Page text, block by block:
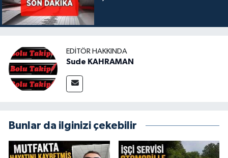
EDITÖR HAKKINDA
Sude KAHRAMAN
Bunlar da ilginizi çekebilir